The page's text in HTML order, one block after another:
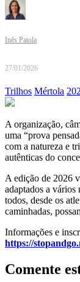
Inês Patola
27/01/2026
Trilhos Mértola
A organização,
uma “prova
com a natureza e
autênticas do
A edição de 2026
adaptados a
todos, desde os
caminhadas,
Informações e
https://
Comente